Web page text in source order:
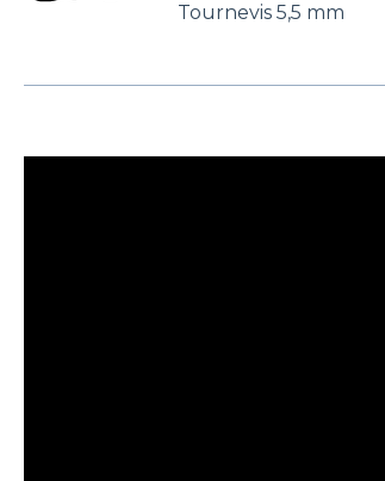
Tournevis 5,5 mm